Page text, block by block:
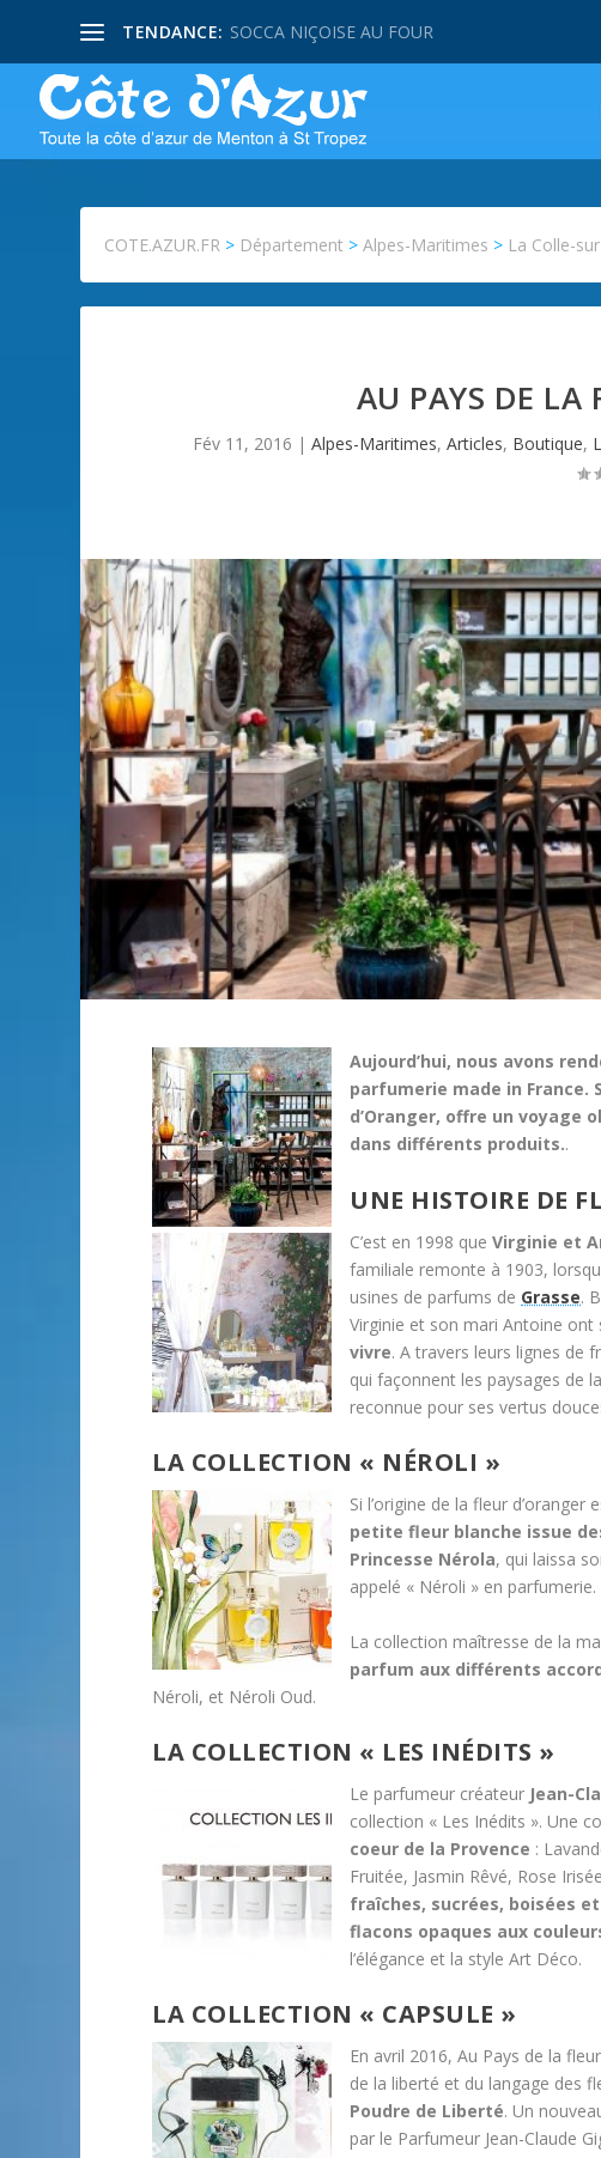
TENDANCE: SOCCA NIÇOISE AU FOUR
COTE.AZUR.FR > Département >Alpes-Maritimes > La Colle-
AU PAYS DE LA
Fév 11, 2016 |Alpes-Maritimes,Articles, Boutique,
Aujourd’hui, nous avons
parfumerie made in France.
d’Oranger, offre un voyage
dans différents produits..
UNE HISTOIRE DE
C’est en 1998 queVirginie et
familiale remonte à 1903,
usines de parfums de Grasse.
Virginie et son mari Antoine
vivre. A travers leurs lignes de
qui façonnent les paysages de
reconnue pour ses vertus
LA COLLECTION « NÉROLI »
Si l’origine de la fleur
petite fleur blanche issue
Princesse Nérola, qui laissa
appelé « Néroli » en parfumerie.
La collection maîtresse de la
parfum aux différents
Néroli, et Néroli Oud.
LA COLLECTION « LES INÉDITS »
Le parfumeur créateur Jean-
collection « Les Inédits ». Une
coeur de la Provence :
Fruitée, Jasmin Rêvé, Rose
fraîches, sucrées, boisées
flacons opaques aux
l’élégance et la style Art Déco.
LA COLLECTION « CAPSULE »
En avril 2016, Au Pays de la
de la liberté et du langage des
Poudre de Liberté. Un
par le Parfumeur Jean-Claude